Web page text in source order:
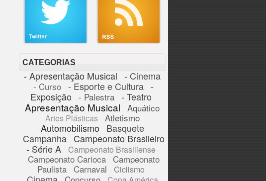
CATEGORIAS
- Apresentação Musical - Cinema
- Curso - Esporte e Cultura -
Exposição - Palestra - Teatro
Apresentação Musical Aquático
Artes Plásticas Atletismo
Automobilismo
Basquete
Campanha Campeonato Brasileiro
- Série A
Campeonato Brasiliense
Campeonato Carioca
Campeonato
Paulista Carnaval Ciclismo